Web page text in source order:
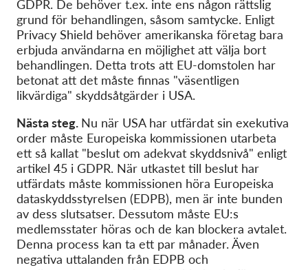
GDPR. De behöver t.ex. inte ens någon rättslig
grund för behandlingen, såsom samtycke. Enligt
Privacy Shield behöver amerikanska företag bara
erbjuda användarna en möjlighet att välja bort
behandlingen. Detta trots att EU-domstolen har
betonat att det måste finnas "väsentligen
likvärdiga" skyddsåtgärder i USA.
Nästa steg. Nu när USA har utfärdat sin exekutiva
order måste Europeiska kommissionen utarbeta
ett så kallat "beslut om adekvat skyddsnivå" enligt
artikel 45 i GDPR. När utkastet till beslut har
utfärdats måste kommissionen höra Europeiska
dataskyddsstyrelsen (EDPB), men är inte bunden
av dess slutsatser. Dessutom måste EU:s
medlemsstater höras och de kan blockera avtalet.
Denna process kan ta ett par månader. Även
negativa uttalanden från EDPB och